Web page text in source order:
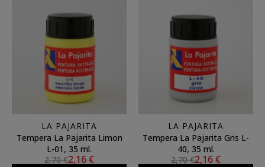
LA PAJARITA
Tempera La Pajarita Limon
L-01, 35 ml.
2,70 €2,16 €
LA PAJARITA
Tempera La Pajarita Gris L-
40, 35 ml.
2,70 €2,16 €